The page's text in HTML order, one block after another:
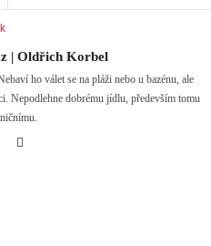
| Oldřich Korbel
ho válet se na pláži nebo u bazénu, ale
Nepodlehne dobrému jídlu, především tomu